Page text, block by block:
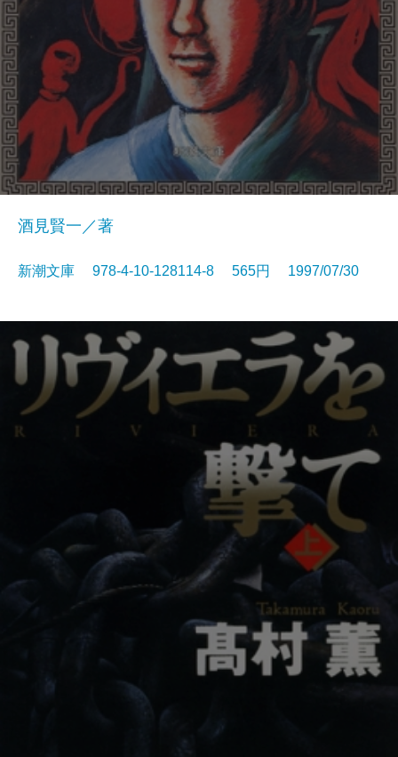
酒見賢一／著
新潮文庫 978-4-10-128114-8 565円 1997/07/30